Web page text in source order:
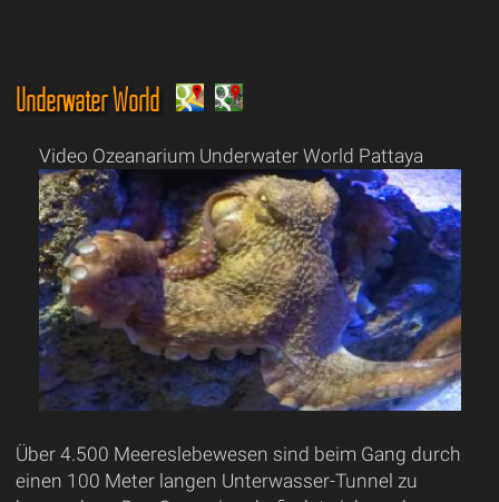
Underwater World
Video Ozeanarium Underwater World Pattaya
Über 4.500 Meereslebewesen sind beim Gang durch
einen 100 Meter langen Unterwasser-Tunnel zu